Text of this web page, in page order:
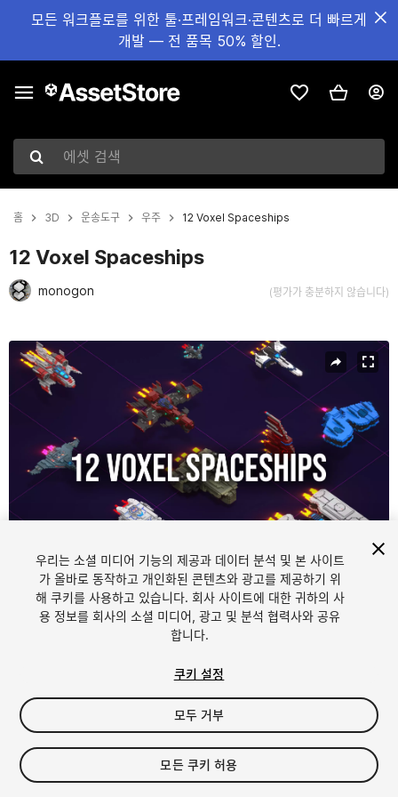
모든 워크플로를 위한 툴·프레임워크·콘텐츠로 더 빠르게
개발 — 전 품목 50% 할인.
에셋 검색
홈 3D 운송도구 우주 12 Voxel Spaceships
12 Voxel Spaceships
monogon (평가가 충분하지 않습니다)
현재 슬라이드: 1 / 20
1/20
$5
세금/부가세는 결제 시 반영됩니다.
우리는 소셜 미디어 기능의 제공과 데이터 분석 및 본 사이트
가 올바로 동작하고 개인화된 콘텐츠와 광고를 제공하기 위
해 쿠키를 사용하고 있습니다. 회사 사이트에 대한 귀하의 사
용 정보를 회사의 소셜 미디어, 광고 및 분석 협력사와 공유
합니다.
쿠키 설정
모두 거부
모든 쿠키 허용